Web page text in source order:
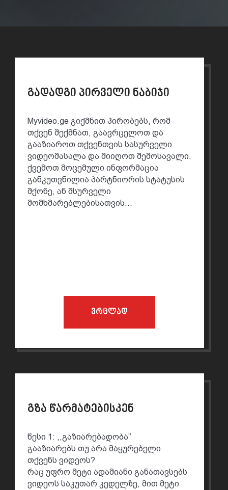
გადადგი პირველი ნაბიჯი
Myvideo.ge გიქმნით პირობებს, რომ
თქვენ შექმნათ, გაავრცელოთ და
გააზიაროთ თქვენთვის სასურველი
ვიდეომასალა და მიიღოთ შემოსავალი.
ქვემოთ მოცემული ინფორმაცია
განკუთვნილია პარტნიორის სტატუსის
მქონე, ან მსურველი
მომხმარებლებისათვის...
ვრცლად
გზა წარმატებისკენ
წესი 1: ,,გაზიარებადობა’’
გააზიარებს თუ არა მაყურებელი
თქვენს ვიდეოს?
რაც უფრო მეტი ადამიანი განათავსებს
ვიდეოს საკუთარ კედელზე, მით მეტი